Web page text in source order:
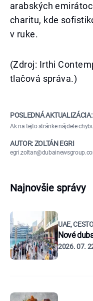
arabských
charitu, kde
v ruke.
(Zdroj: Irthi
tlačová správa.)
POSLEDNÁ AKTUALIZÁCIA:
Ak na tejto stránke nájdete
AUTOR: ZOLTÁN EGRI
Najnovšie správy
UAE,
Nové
2026. 07.